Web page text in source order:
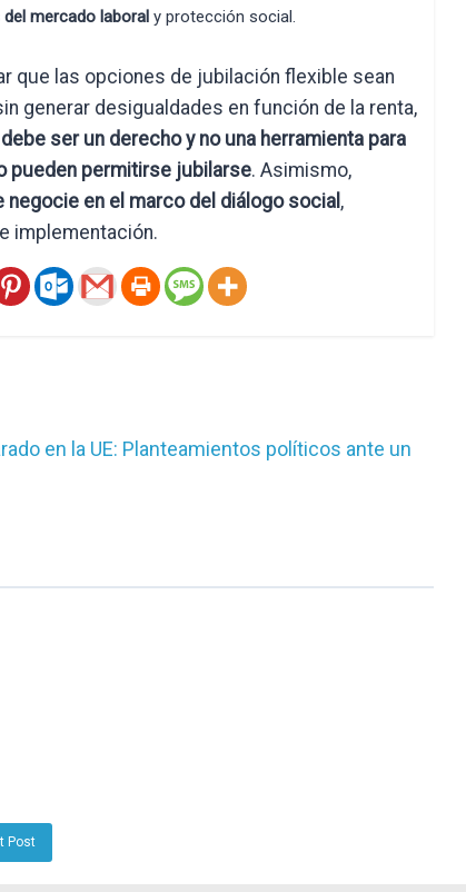
mercado laboral y protección social.
que las opciones de jubilación flexible sean
generar desigualdades en función de la renta,
ser un derecho y no una herramienta para
pueden permitirse jubilarse. Asimismo,
en el marco del diálogo social ,
implementación.
en la UE: Planteamientos políticos ante un
Post